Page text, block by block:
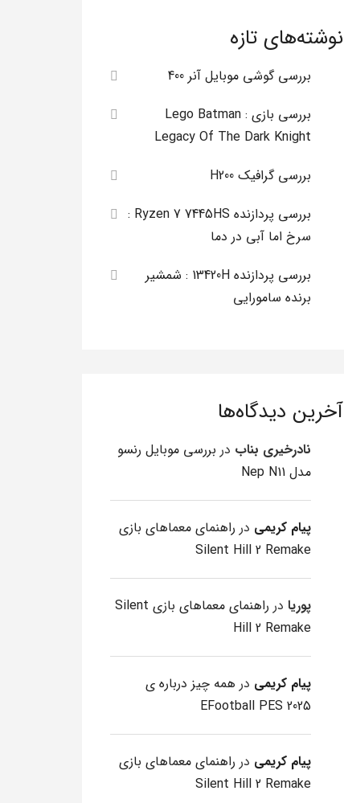
نوشته‌های تازه
بررسی گوشی موبایل آنر 400
بررسی بازی Lego Batman :
Legacy Of The Dark Knight
بررسی گرافیک H200
بررسی پردازنده Ryzen 7 7445HS :
سرخ اما آبی در دما
بررسی پردازنده 13420H : شمشیر
برنده سامورایی
آخرین دیدگاه‌ها
نادرخیری بناب در بررسی موبایل رنسو
مدل Nep N11
پیام کریمی در راهنمای معماهای بازی
Silent Hill 2 Remake
پوریا در
راهنمای معماهای بازی Silent
Hill 2 Remake
پیام کریمی در همه چیز درباره ی
EFootball PES 2025
پیام کریمی در راهنمای معماهای بازی
Silent Hill 2 Remake